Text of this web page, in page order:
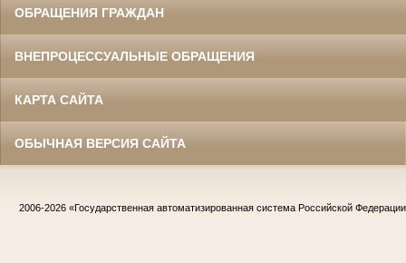
Жилин Иван Назарович
Судья Белгородского областного суда
ОБРАЩЕНИЯ ГРАЖДАН
ВНЕПРОЦЕССУАЛЬНЫЕ ОБРАЩЕНИЯ
КАРТА САЙТА
ОБЫЧНАЯ ВЕРСИЯ САЙТА
2006-2026 «Государственная автоматизированная система Российской